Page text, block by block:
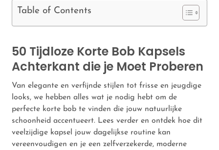
Table of Contents
50 Tijdloze Korte Bob Kapsels
Achterkant die je Moet Proberen
Van elegante en verfijnde stijlen tot frisse en jeugdige
looks, we hebben alles wat je nodig hebt om de
perfecte korte bob te vinden die jouw natuurlijke
schoonheid accentueert. Lees verder en ontdek hoe dit
veelzijdige kapsel jouw dagelijkse routine kan
vereenvoudigen en je een zelfverzekerde, moderne